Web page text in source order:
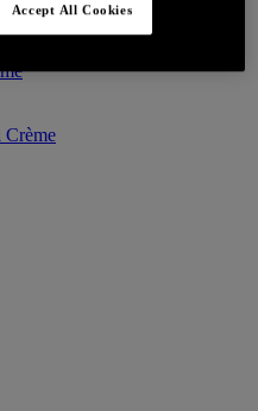
Crème
Accept All Cookies